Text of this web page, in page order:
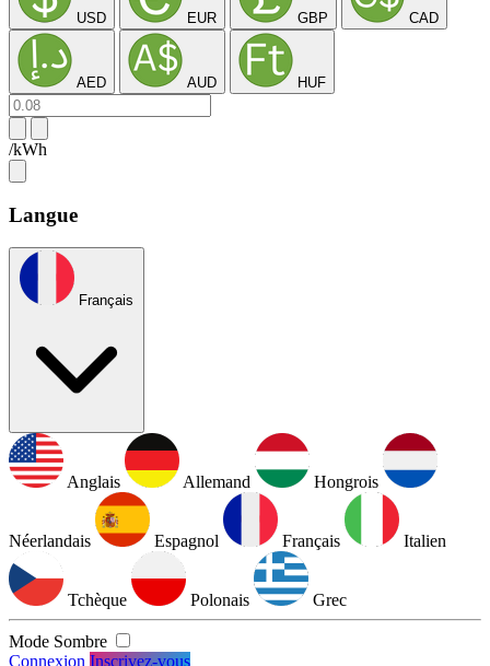
USD EUR GBP CAD
AED AUD HUF
/kWh
Langue
Français
Anglais Allemand Hongrois
Néerlandais Espagnol Français Italien
Tchèque Polonais Grec
Mode Sombre
Connexion Inscrivez-vous